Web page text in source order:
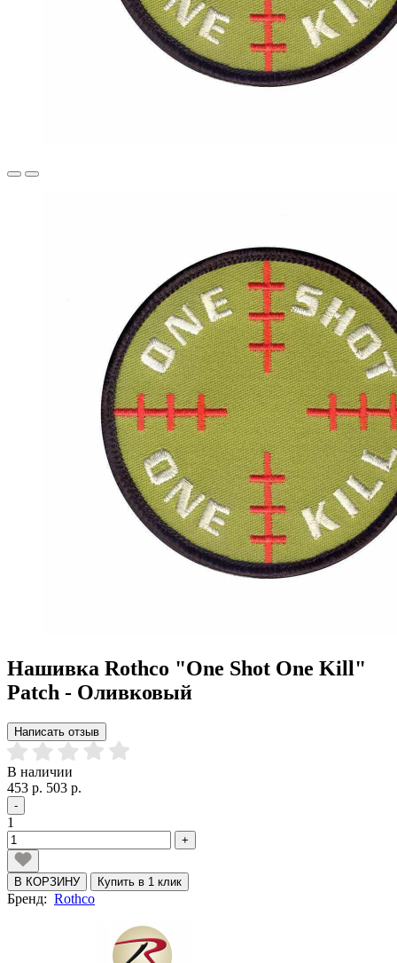
Нашивка Rothco "One Shot One Kill"
Patch - Оливковый
Написать отзыв
В наличии
453 р. 503 р.
-
1
+
В КОРЗИНУ Купить в 1 клик
Бренд: Rothco